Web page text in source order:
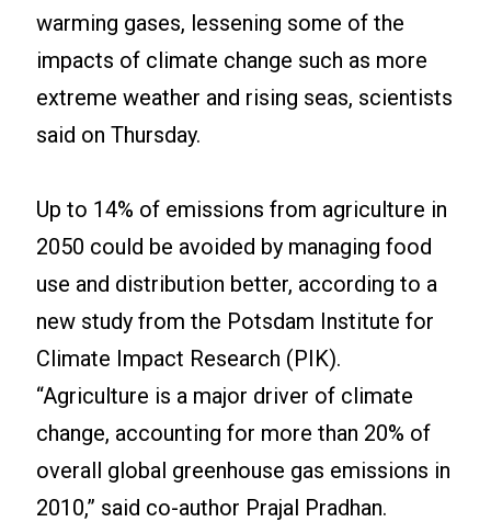
warming gases, lessening some of the
impacts of climate change such as more
extreme weather and rising seas, scientists
said on Thursday.
Up to 14% of emissions from agriculture in
2050 could be avoided by managing food
use and distribution better, according to a
new study from the Potsdam Institute for
Climate Impact Research (PIK).
“Agriculture is a major driver of climate
change, accounting for more than 20% of
overall global greenhouse gas emissions in
2010,” said co-author Prajal Pradhan.